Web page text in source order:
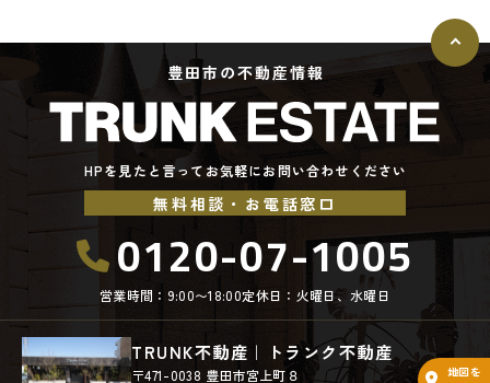
豊田市の不動産情報
HPを見たと言ってお気軽にお問い合わせください
無料相談・お電話窓口
0120-07-1005
営業時間：9:00〜18:00定休日：火曜日、水曜日
TRUNK不動産｜トランク不動産
〒471-0038 豊田市宮上町８
地図を